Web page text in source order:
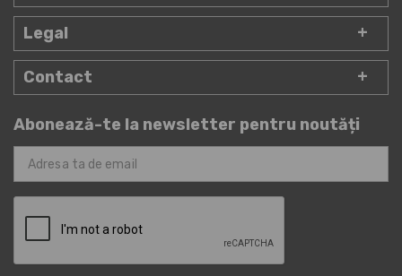
Legal
Contact
Abonează-te la newsletter pentru noutăți